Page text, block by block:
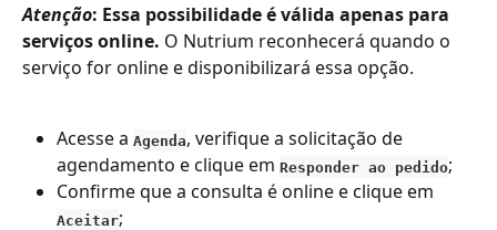
Atenção: Essa possibilidade é válida apenas para
serviços online. O Nutrium reconhecerá quando o
serviço for online e disponibilizará essa opção.
Acesse a Agenda, verifique a solicitação de
agendamento e clique em Responder ao pedido;
Confirme que a consulta é online e clique em
Aceitar;